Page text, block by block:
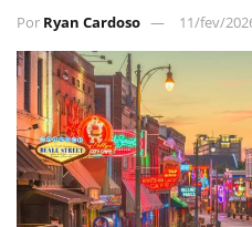
Por Ryan Cardoso 11/fev/